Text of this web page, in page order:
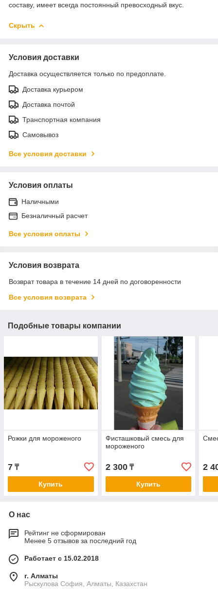
составу, имеет всегда постоянный превосходный вкус.
Скрыть
Условия доставки
Доставка осуществляется только по предоплате.
Доставка курьером
Доставка почтой
Транспортная компания
Самовывоз
Все условия доставки
Условия оплаты
Наличными
Безналичный расчет
Все условия оплаты
Условия возврата
Возврат товара в течение 14 дней по договоренности
Все условия возврата
Подобные товары компании
Рожки для мороженого
7 ₸
Купить
Фисташковый смесь для
мороженого
2 300₸
Купить
2
О нас
Рейтинг не сформирован
Менее 5 отзывов за последний год
Работает с 15.02.2018
г. Алматы
Рыскулова София, Алматы, Казахстан